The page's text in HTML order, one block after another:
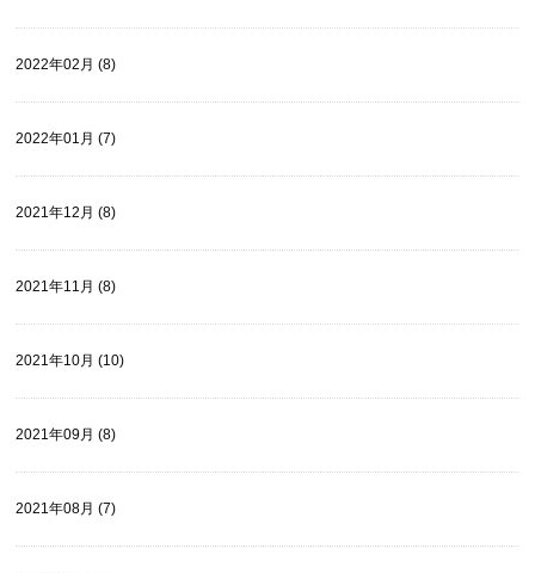
2022年02月 (8)
2022年01月 (7)
2021年12月 (8)
2021年11月 (8)
2021年10月 (10)
2021年09月 (8)
2021年08月 (7)